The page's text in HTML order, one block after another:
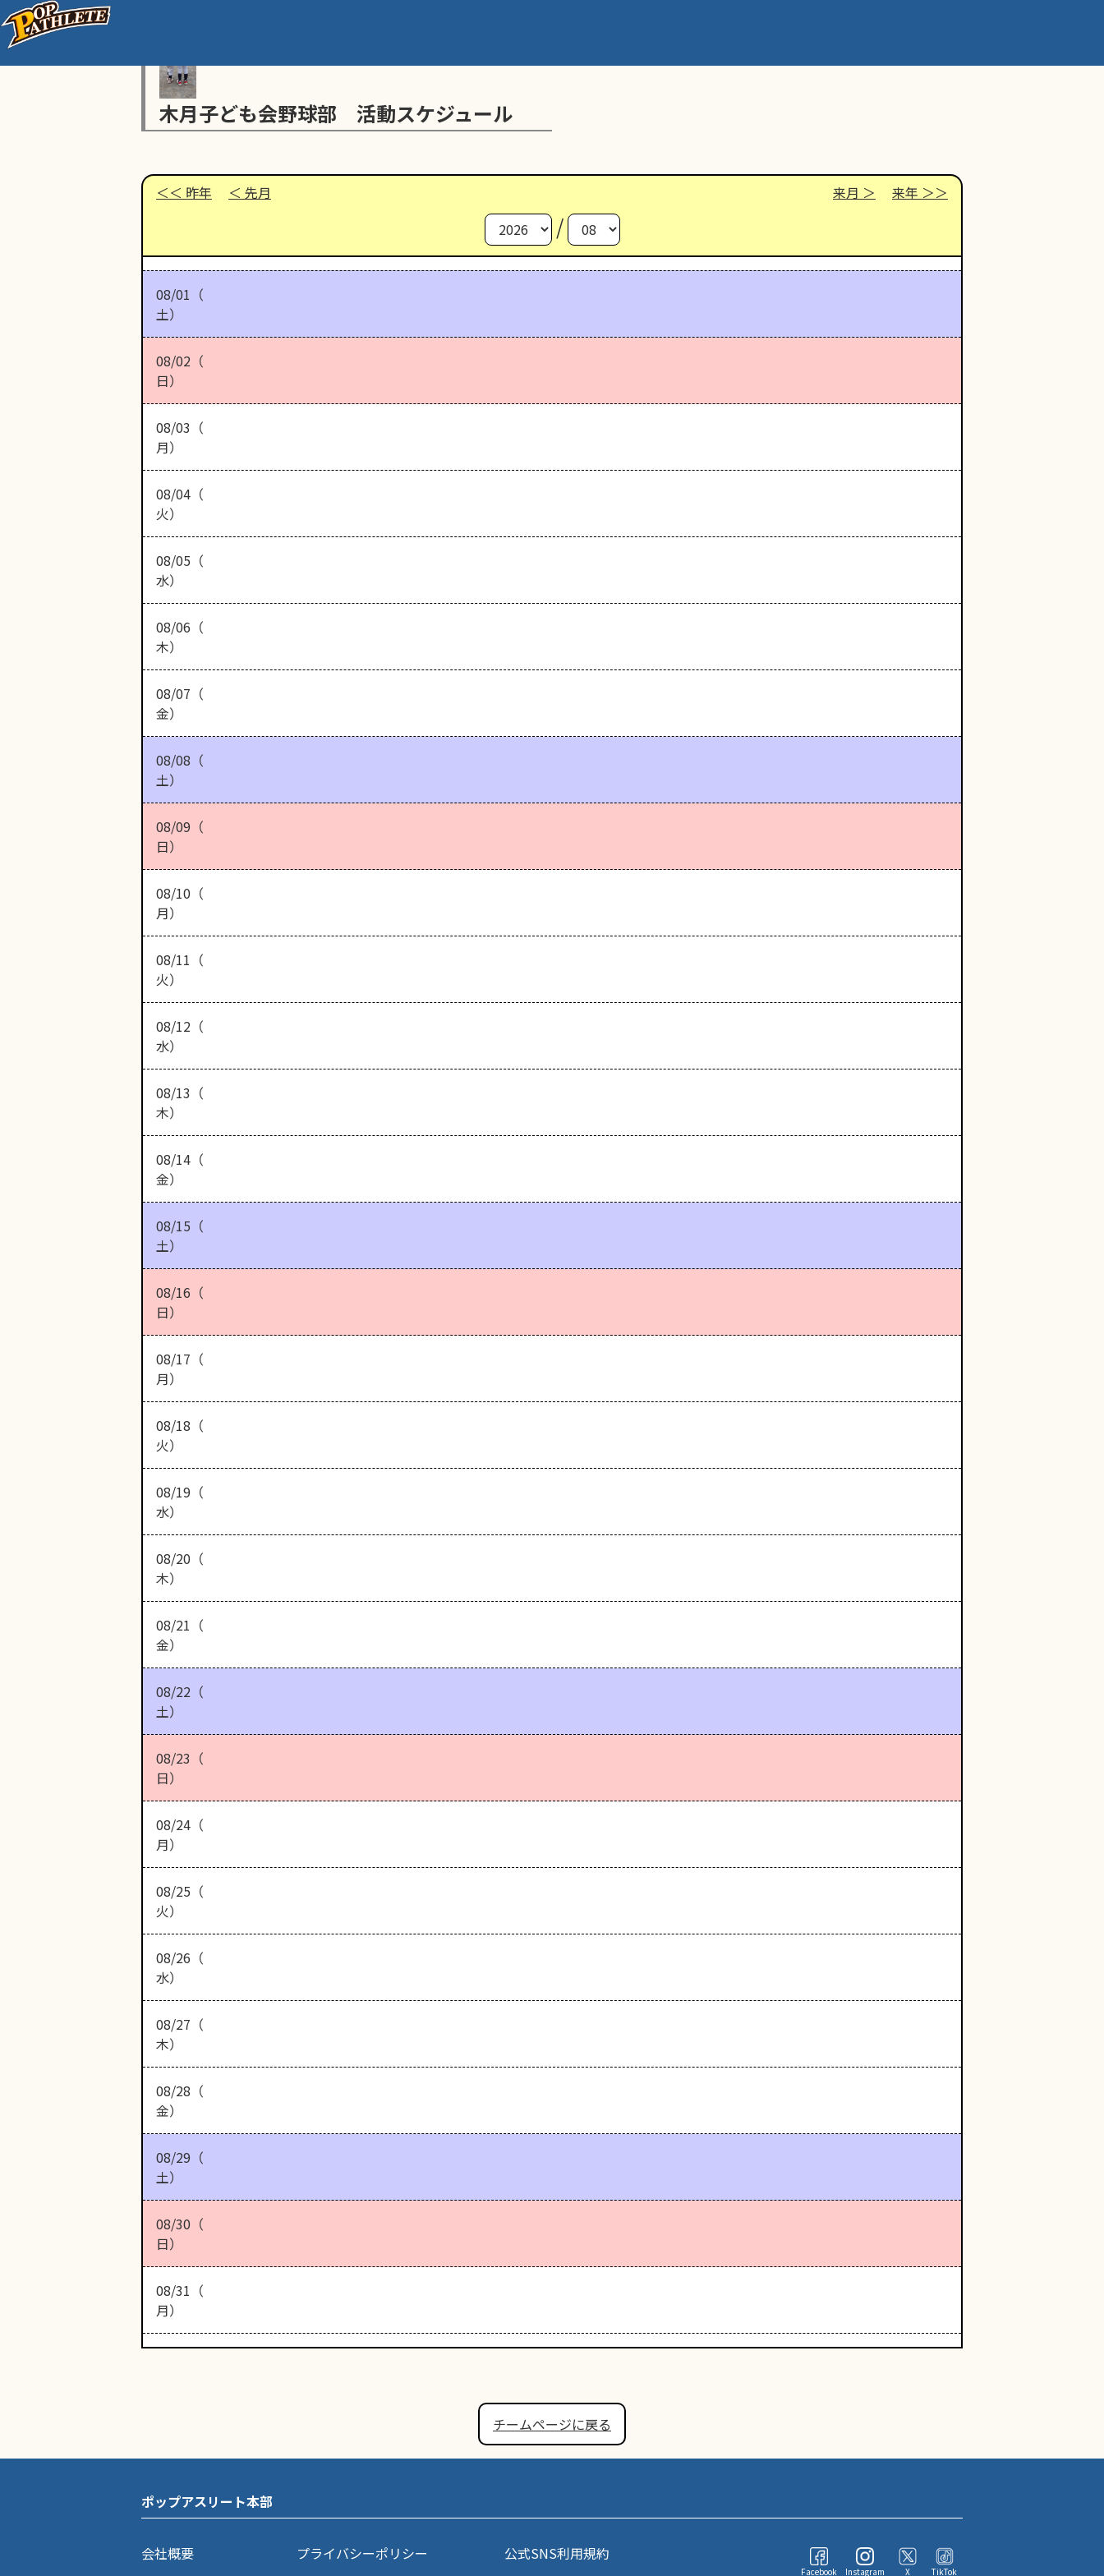
木月子ども会野球部 活動スケジュール
昨年 先月 来月 来年
/
08/01（
土）
08/02（
日）
08/03（
月）
08/04（
火）
08/05（
水）
08/06（
木）
08/07（
金）
08/08（
土）
08/09（
日）
08/10（
月）
08/11（
火）
08/12（
水）
08/13（
木）
08/14（
金）
08/15（
土）
08/16（
日）
08/17（
月）
08/18（
火）
08/19（
水）
08/20（
木）
08/21（
金）
08/22（
土）
08/23（
日）
08/24（
月）
08/25（
火）
08/26（
水）
08/27（
木）
08/28（
金）
08/29（
土）
08/30（
日）
08/31（
月）
チームページに戻る
ポップアスリート本部
会社概要 プライバシーポリシー 公式SNS利用規約
Facebook Instagram X TikTok